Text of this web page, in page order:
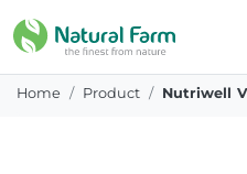
Home Product